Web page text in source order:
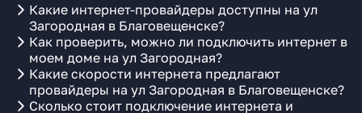
Какие интернет-провайдеры доступны на ул
Загородная в Благовещенске?
Как проверить, можно ли подключить интернет в
моем доме на ул Загородная?
Какие скорости интернета предлагают
провайдеры на ул Загородная в Благовещенске?
Сколько стоит подключение интернета и